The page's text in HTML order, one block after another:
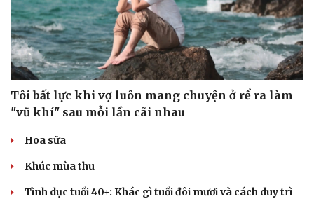
Tôi bất lực khi vợ luôn mang chuyện ở rể ra làm
"vũ khí" sau mỗi lần cãi nhau
Hoa sữa
Khúc mùa thu
Tình dục tuổi 40+: Khác gì tuổi đôi mươi và cách duy trì